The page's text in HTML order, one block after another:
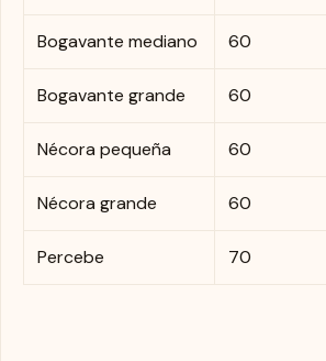
Bogavante mediano 60
Bogavante grande 60
Nécora pequeña 60
Nécora grande 60
Percebe 70